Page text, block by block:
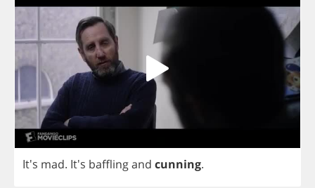
It's mad. It's bafflingand cunning.